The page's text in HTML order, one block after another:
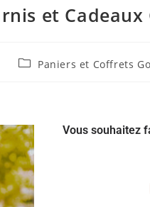
et
Paniers et Coffrets
Vous souhaitez